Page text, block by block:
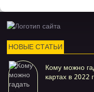
НОВЫЕ СТАТЬИ
Кому можно
картах в 2022